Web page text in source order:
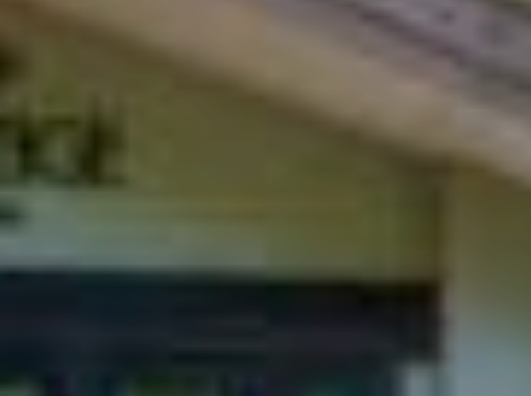
グリーンシーズン
ウィンターシーズン